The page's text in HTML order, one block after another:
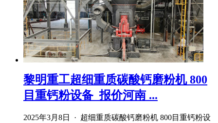
黎明重工超细重质碳酸钙磨粉机 800
目重钙粉设备_报价河南 ...
2025年3月8日 · 超细重质碳酸钙磨粉机 800目重钙粉设